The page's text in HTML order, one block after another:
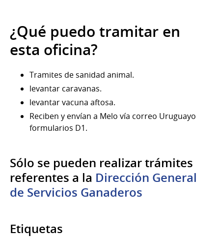
¿Qué puedo tramitar en
esta oficina?
Tramites de sanidad animal.
levantar caravanas.
levantar vacuna aftosa.
Reciben y envían a Melo vía correo Uruguayo
formularios D1.
Sólo se pueden realizar trámites
referentes a la Dirección General
de Servicios Ganaderos
Etiquetas